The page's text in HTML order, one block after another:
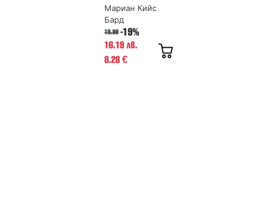
Мариан Кийс
Бард
19.99 -19%
16.19 лв.
8.28€